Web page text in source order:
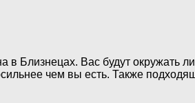
Близнецах. Вас будут окружать
чем вы есть. Также